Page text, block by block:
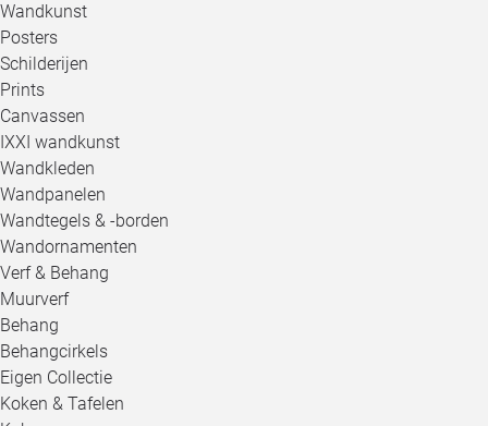
Wandkunst
Posters
Schilderijen
Prints
Canvassen
IXXI wandkunst
Wandkleden
Wandpanelen
Wandtegels & -borden
Wandornamenten
Verf & Behang
Muurverf
Behang
Behangcirkels
Eigen Collectie
Koken & Tafelen